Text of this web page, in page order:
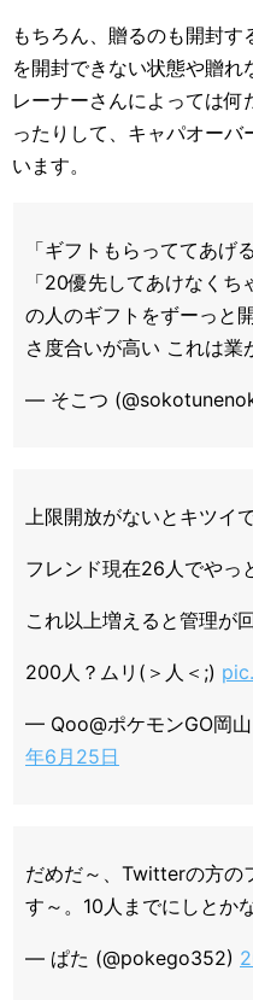
もちろん、贈るのも開封す
を開封できない状態や贈れ
レーナーさんによっては何
ったりして、キャパオー
います。
「ギフトもらっててあげ
「20優先してあけなく
の人のギフトをずーっと
さ度合いが高い これは業
— そこつ
上限開放がないとキツイで
フレンド現在26人でやっ
これ以上増えると管理が
200人？ムリ(＞人＜;)
— Qoo@ポケモンGO岡
年6月25日
だめだ～、Twitterの方の
す～。10人までにしとか
— ぱた (@pokego352)